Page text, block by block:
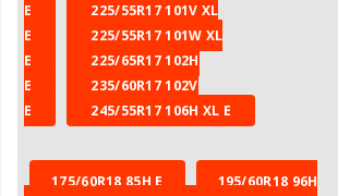
E
225/55R17 101V XL
E
225/55R17 101W XL
E
225/65R17 102H
E
235/60R17 102V
E
245/55R17 106H XL E
175/60R18 85H E
195/60R18 96H